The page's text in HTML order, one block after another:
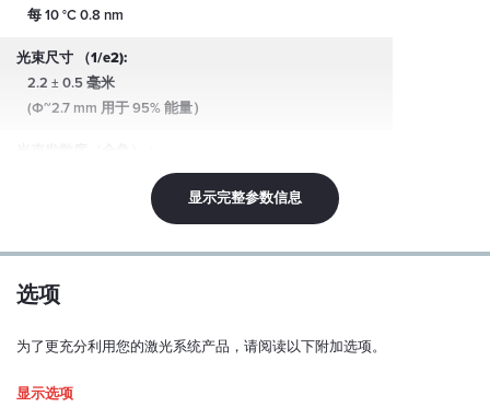
每 10 °C 0.8 nm
光束尺寸 （1/e2):
2.2 ± 0.5 毫米
(Φ~2.7 mm 用于 95% 能量）
极化比：
偏振方位公差：
显示完整参数信息
选项
为了更充分利用您的激光系统产品，请阅读以下附加选项。
显示选项